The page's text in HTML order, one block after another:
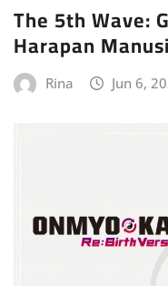
The 5th Wave:
Harapan
Rina Jun 6,